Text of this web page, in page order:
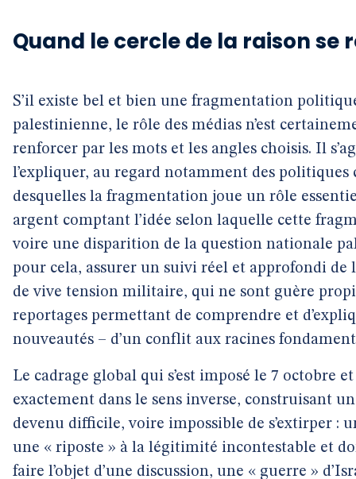
Quand le cercle de la raison se
S’il existe bel et bien une fragmentation
palestinienne, le rôle des médias n’est
renforcer par les mots et les angles choisis. Il
l’expliquer, au regard notamment des
desquelles la fragmentation joue un rôle
argent comptant l’idée selon laquelle cette
voire une disparition de la question nationale
pour cela, assurer un suivi réel et approfondi de
de vive tension militaire, qui ne sont guère
reportages permettant de comprendre et
nouveautés – d’un conflit aux racines
Le cadrage global qui s’est imposé le 7 octobre
exactement dans le sens inverse, construisant
devenu difficile, voire impossible de s’extirper :
une « riposte » à la légitimité incontestable et
faire l’objet d’une discussion, une « guerre »